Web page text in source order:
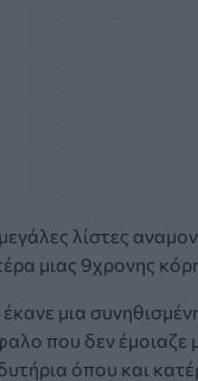
μεγάλες λίστες
μιας 9χρονης
μια
που δεν έμοιαζε
όπου και